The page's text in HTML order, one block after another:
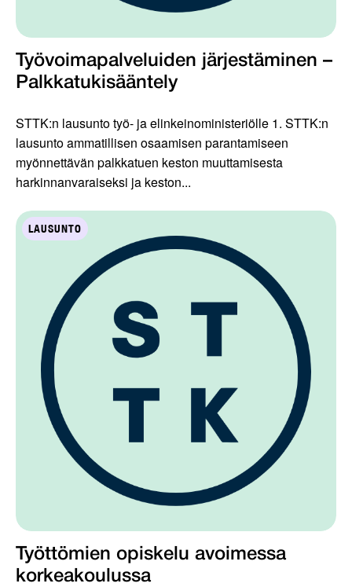
Työvoimapalveluiden järjestäminen –
Palkkatukisääntely
STTK:n lausunto työ- ja elinkeinoministeriölle 1. STTK:n
lausunto ammatillisen osaamisen parantamiseen
myönnettävän palkkatuen keston muuttamisesta
harkinnanvaraiseksi ja keston...
LAUSUNTO
Työttömien opiskelu avoimessa
korkeakoulussa